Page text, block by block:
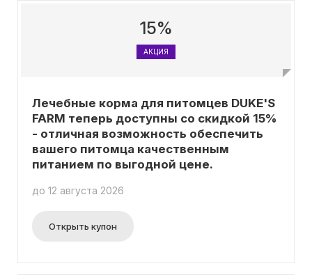
15%
АКЦИЯ
Лечебные корма для питомцев DUKE'S
FARM теперь доступны со скидкой 15%
- отличная возможность обеспечить
вашего питомца качественным
питанием по выгодной цене.
до 12 августа 2026
Открыть купон